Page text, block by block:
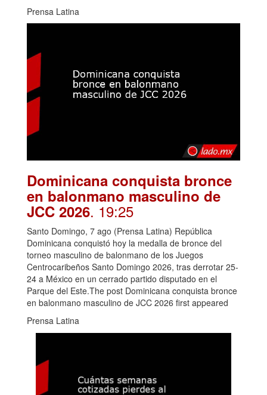
Prensa Latina
Dominicana conquista bronce
en balonmano masculino de
JCC 2026. 19:25
Santo Domingo, 7 ago (Prensa Latina) República
Dominicana conquistó hoy la medalla de bronce del
torneo masculino de balonmano de los Juegos
Centrocaribeños Santo Domingo 2026, tras derrotar 25-
24 a México en un cerrado partido disputado en el
Parque del Este.The post Dominicana conquista bronce
en balonmano masculino de JCC 2026 first appeared
Prensa Latina